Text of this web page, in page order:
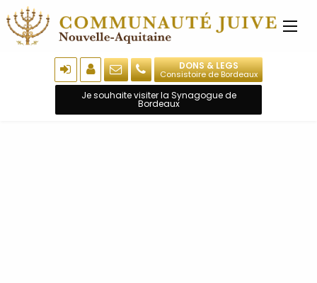
DONS & LEGS
Consistoire de Bordeaux
Je souhaite visiter la Synagogue de
Bordeaux